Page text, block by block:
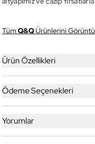
TümQ&QÜrünlerini
Ürün Özellikleri
Ödeme Seçenekleri
Yorumlar